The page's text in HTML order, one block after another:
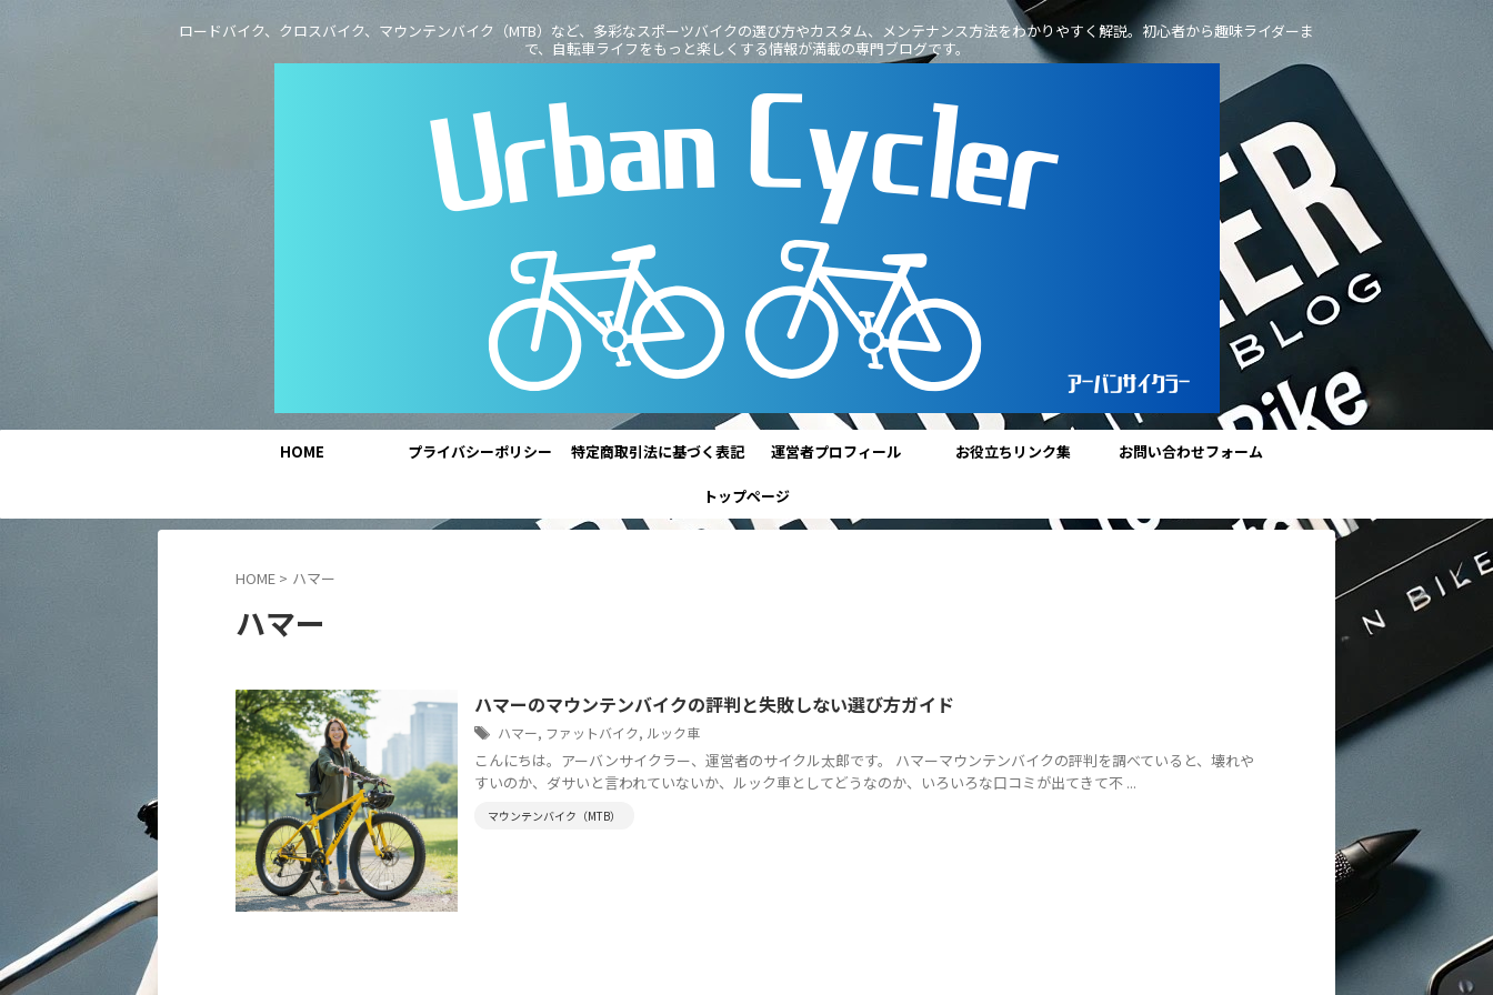
ロードバイク、クロスバイク、マウンテンバイク（MTB）など、多彩なスポーツバイクの選び方やカスタム、メンテナンス方法をわかりやすく解説。初心者から趣味ライダーま
で、自転車ライフをもっと楽しくする情報が満載の専門ブログです。
HOME プライバシーポリシー 特定商取引法に基づく表記 運営者プロフィール お役立ちリンク集 お問い合わせフォーム
トップページ
HOME > ハマー
ハマー
ハマーのマウンテンバイクの評判と失敗しない選び方ガイド
ハマー, ファットバイク, ルック車
こんにちは。アーバンサイクラー、運営者のサイクル太郎です。 ハマーマウンテンバイクの評判を調べていると、壊れや
すいのか、ダサいと言われていないか、ルック車としてどうなのか、いろいろな口コミが出てきて不 ...
マウンテンバイク（MTB）